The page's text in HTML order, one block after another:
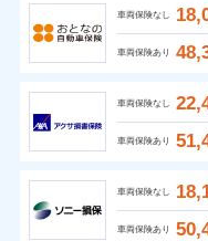
車両保険なし
車両保険あり
車両保険なし
車両保険あり
車両保険なし
車両保険あり